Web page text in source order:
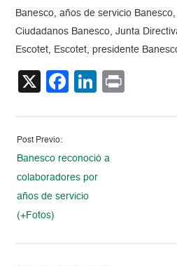
Banesco, años de servicio
Ciudadanos Banesco, Junta
Escotet, Escotet, presidente
X Facebook
LinkedIn
Post Previo:
Banesco reconoció a
colaboradores por
años de servicio
(+Fotos)